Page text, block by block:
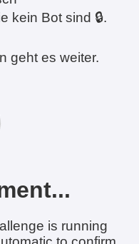
kein Bot sind 🔒.
geht es weiter.
is running